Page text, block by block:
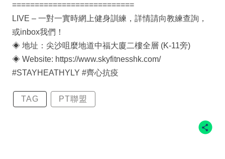
===========================
LIVE – 一對一實時網上健身訓練，詳情請向教練查詢，
或inbox我們！
◈ 地址：尖沙咀麼地道中福大廈二樓全層 (K-11旁)
◈ Website: https://www.skyfitnesshk.com/
#STAYHEATHYLY #齊心抗疫
TAG PT聯盟